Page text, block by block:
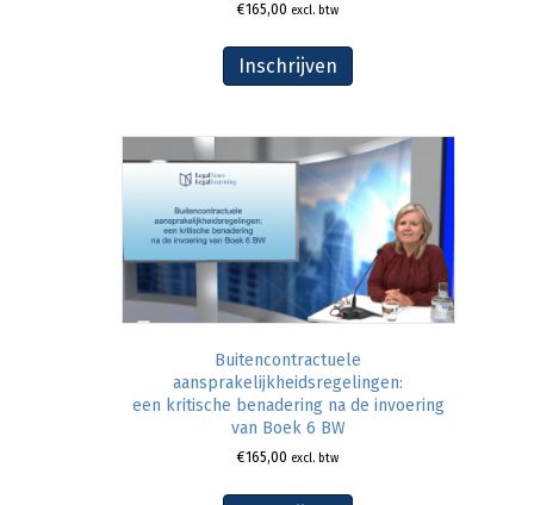
€165,00 excl. btw
Inschrijven
Buitencontractuele
aansprakelijkheidsregelingen:
een kritische benadering na de invoering
van Boek 6 BW
€165,00 excl. btw